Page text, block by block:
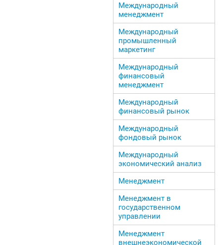
Международный
менеджмент
Международный
промышленный
маркетинг
Международный
финансовый
менеджмент
Международный
финансовый рынок
Международный
фондовый рынок
Международный
экономический анализ
Менеджмент
Менеджмент в
государственном
управлении
Менеджмент
внешнеэкономической